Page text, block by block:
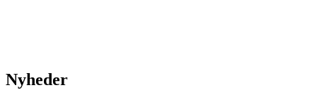
Nyheder